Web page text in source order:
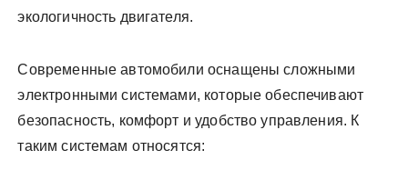
экологичность двигателя.
Современные автомобили оснащены сложными
электронными системами, которые обеспечивают
безопасность, комфорт и удобство управления. К
таким системам относятся: